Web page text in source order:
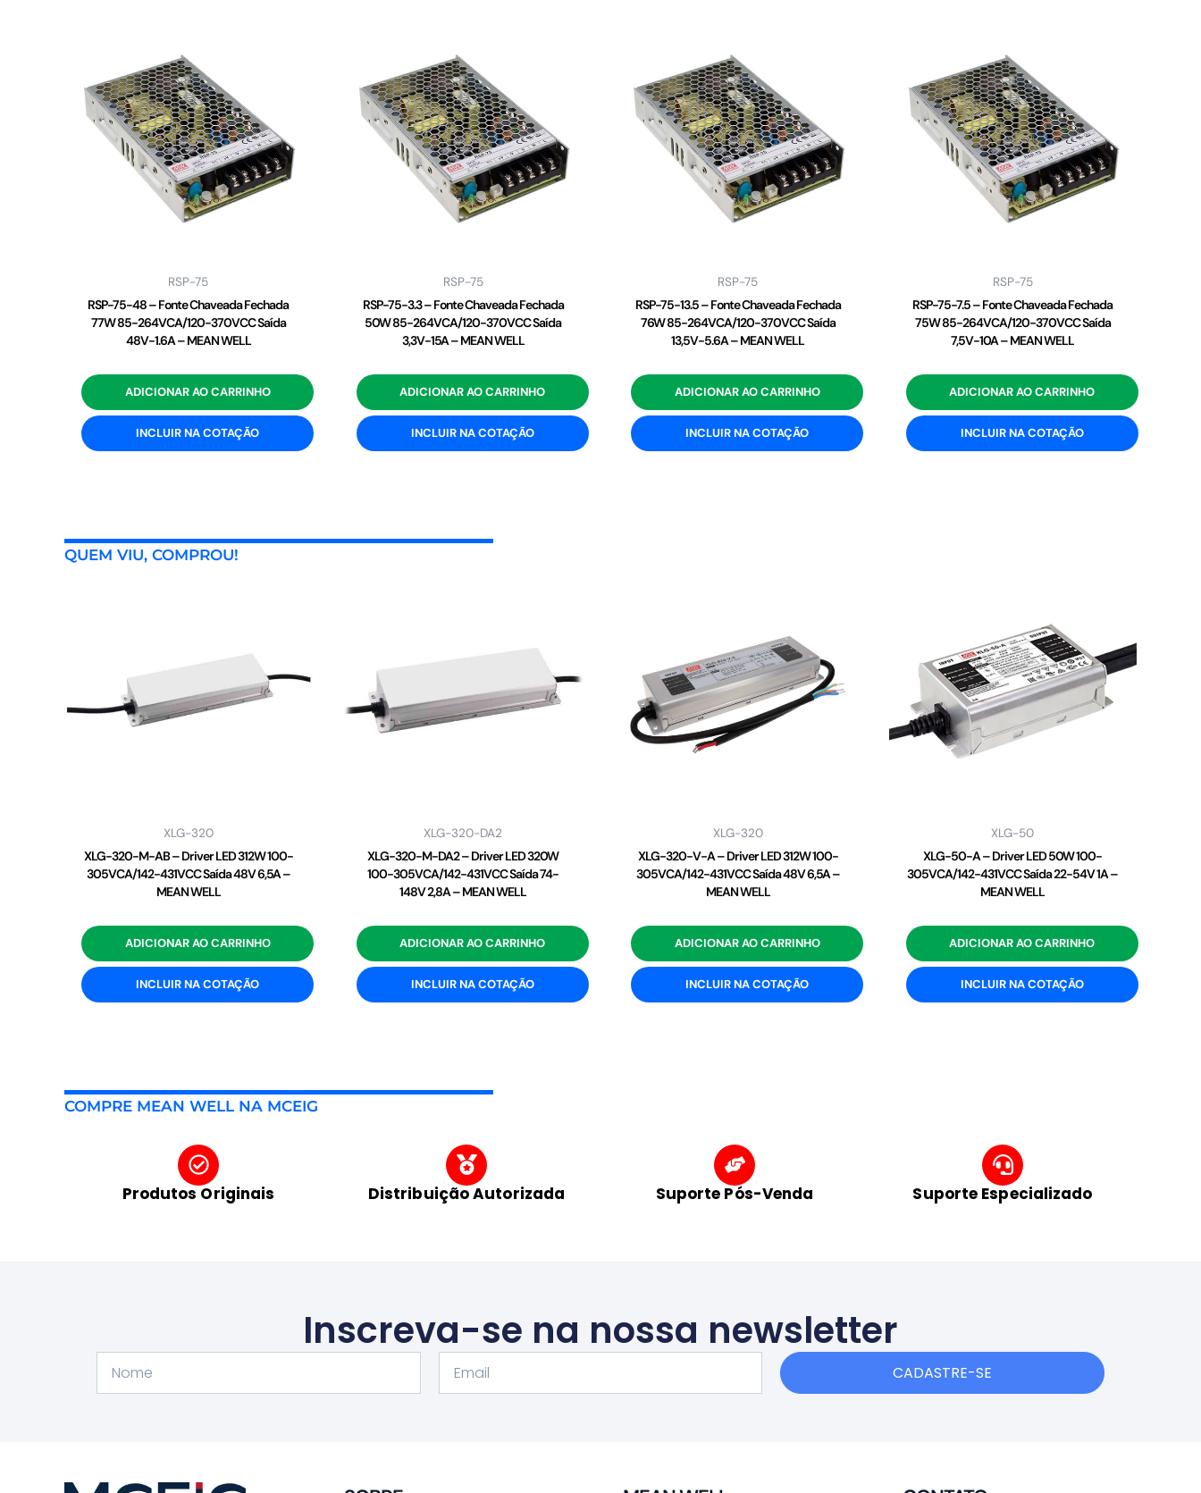
RSP-75
RSP-75-48 – Fonte Chaveada Fechada
77W 85-264VCA/120-370VCC Saída
48V-1.6A – MEAN WELL
ADICIONAR AO CARRINHO
INCLUIR NA COTAÇÃO
RSP-75
RSP-75-3.3 – Fonte Chaveada Fechada
50W 85-264VCA/120-370VCC Saída
3,3V-15A – MEAN WELL
ADICIONAR AO CARRINHO
INCLUIR NA COTAÇÃO
RSP-75
RSP-75-13.5 – Fonte Chaveada Fechada
76W 85-264VCA/120-370VCC Saída
13,5V-5.6A – MEAN WELL
ADICIONAR AO CARRINHO
INCLUIR NA COTAÇÃO
RSP-75
RSP-75-7.5 – Fonte Chaveada Fechada
75W 85-264VCA/120-370VCC Saída
7,5V-10A – MEAN WELL
ADICIONAR AO CARRINHO
INCLUIR NA COTAÇÃO
QUEM VIU, COMPROU!
XLG-320
XLG-320-M-AB – Driver LED 312W 100-
305VCA/142-431VCC Saída 48V 6,5A –
MEAN WELL
ADICIONAR AO CARRINHO
INCLUIR NA COTAÇÃO
XLG-320-DA2
XLG-320-M-DA2 – Driver LED 320W
100-305VCA/142-431VCC Saída 74-
148V 2,8A – MEAN WELL
ADICIONAR AO CARRINHO
INCLUIR NA COTAÇÃO
XLG-320
XLG-320-V-A – Driver LED 312W 100-
305VCA/142-431VCC Saída 48V 6,5A –
MEAN WELL
ADICIONAR AO CARRINHO
INCLUIR NA COTAÇÃO
XLG-50
XLG-50-A – Driver LED 50W 100-
305VCA/142-431VCC Saída 22-54V 1A –
MEAN WELL
ADICIONAR AO CARRINHO
INCLUIR NA COTAÇÃO
COMPRE MEAN WELL NA MCEIG
Produtos Originais Distribuição Autorizada Suporte Pós-Venda Suporte Especializado
Inscreva-se na nossa newsletter
CADASTRE-SE